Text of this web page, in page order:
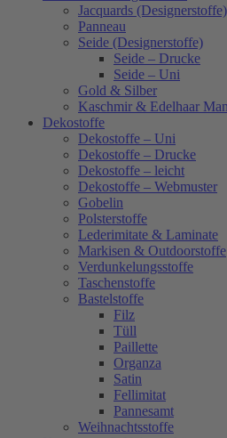
Jacquards (Designerstoffe)
Panneau
Seide (Designerstoffe)
Seide – Drucke
Seide – Uni
Gold & Silber
Kaschmir & Edelhaar
Dekostoffe
Dekostoffe – Uni
Dekostoffe – Drucke
Dekostoffe – leicht
Dekostoffe – Webmuster
Gobelin
Polsterstoffe
Lederimitate & Laminate
Markisen & Outdoorstoffe
Verdunkelungsstoffe
Taschenstoffe
Bastelstoffe
Filz
Tüll
Paillette
Organza
Satin
Fellimitat
Pannesamt
Weihnachtsstoffe